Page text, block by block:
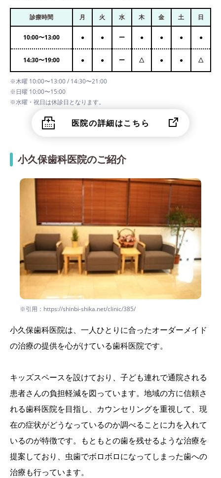
診療時間 月 火 水 木 金 土 日
10:00〜13:00 ● ● ー ● ● ● ●
14:30〜19:00 ● ● ー △ ● ● △
※木曜 10:00〜13:00 / 14:30〜21:00
※日曜 10:00〜15:00
※水曜・祝日は休診日となります。
医院の詳細はこちら
小久保歯科医院のご紹介
※引用：https://shinbi-shika.net/clinic/385/
小久保歯科医院は、一人ひとりに合ったオーダーメイド
の治療の提供を心がけている歯科医院です。
キッズスペースを設けており、子ども連れで通院される
患者さんの負担軽減を図っています。地域の方に信頼さ
れる歯科医院を目指し、カウンセリングを重視して、現
在の症状がどうなっているのか調べることに力を入れて
いるのが特徴です。もともとの歯を残せるような治療を
提案しており、虫歯でボロボロになってしまった歯への
治療も行っています。